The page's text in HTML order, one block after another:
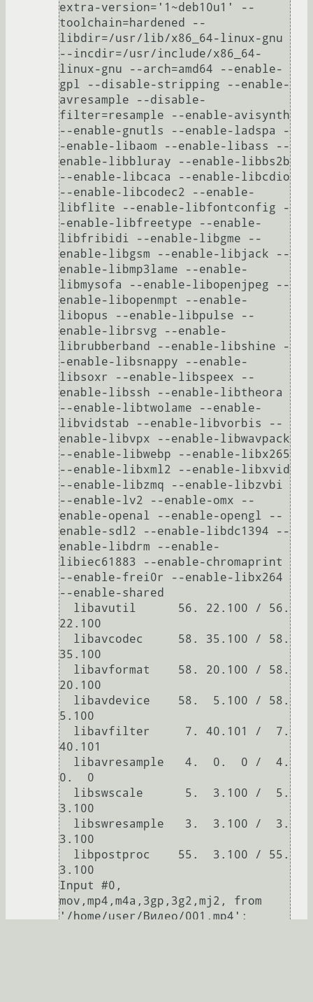
extra-version='1~deb10u1' --
toolchain=hardened --
libdir=/usr/lib/x86_64-linux-gnu
--incdir=/usr/include/x86_64-
linux-gnu --arch=amd64 --enable-
gpl --disable-stripping --enable-
avresample --disable-
filter=resample --enable-avisynth
--enable-gnutls --enable-ladspa -
-enable-libaom --enable-libass --
enable-libbluray --enable-libbs2b
--enable-libcaca --enable-libcdio
--enable-libcodec2 --enable-
libflite --enable-libfontconfig -
-enable-libfreetype --enable-
libfribidi --enable-libgme --
enable-libgsm --enable-libjack --
enable-libmp3lame --enable-
libmysofa --enable-libopenjpeg --
enable-libopenmpt --enable-
libopus --enable-libpulse --
enable-librsvg --enable-
librubberband --enable-libshine -
-enable-libsnappy --enable-
libsoxr --enable-libspeex --
enable-libssh --enable-libtheora
--enable-libtwolame --enable-
libvidstab --enable-libvorbis --
enable-libvpx --enable-libwavpack
--enable-libwebp --enable-libx265
--enable-libxml2 --enable-libxvid
--enable-libzmq --enable-libzvbi
--enable-lv2 --enable-omx --
enable-openal --enable-opengl --
enable-sdl2 --enable-libdc1394 --
enable-libdrm --enable-
libiec61883 --enable-chromaprint
--enable-frei0r --enable-libx264
--enable-shared
22.100
35.100
20.100
5.100
40.101
0.  0
3.100
3.100
3.100
Input #0,
mov,mp4,m4a,3gp,3g2,mj2, from
'/home/user/Видео/001.mp4':